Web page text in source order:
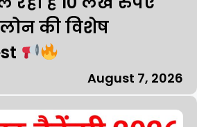
की विशेष
August 7, 2026